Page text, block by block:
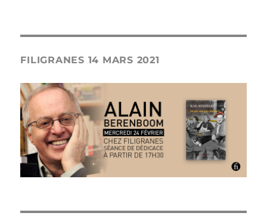
FILIGRANES 14 MARS 2021